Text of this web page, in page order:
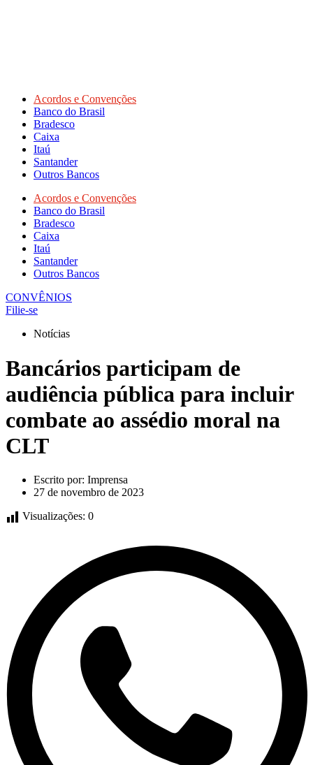
Acordos e Convenções
Banco do Brasil
Bradesco
Caixa
Itaú
Santander
Outros Bancos
Acordos e Convenções
Banco do Brasil
Bradesco
Caixa
Itaú
Santander
Outros Bancos
CONVÊNIOS
Filie-se
Notícias
Bancários participam de
audiência pública para incluir
combate ao assédio moral na
CLT
Escrito por: Imprensa
27 de novembro de 2023
Visualizações: 0